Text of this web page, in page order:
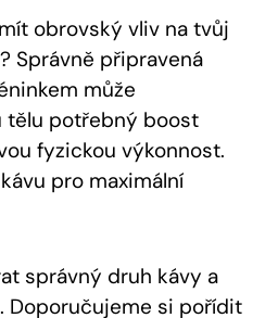
obrovský vliv na tvůj
⁢Správně připravená
může
potřebný boost
fyzickou‌ výkonnost.
pro maximální
správný druh kávy a
Doporučujeme ‌si pořídit